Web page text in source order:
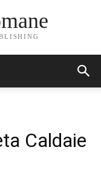
Caldaie